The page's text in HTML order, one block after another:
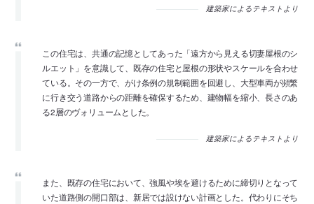
建築家によるテキストより
この住宅は、共通の記憶としてあった「遠方から見える切妻屋根のシ
ルエット」を意識して、既存の住宅と屋根の形状やスケールを合わせ
ている。その一方で、がけ条例の規制範囲を回避し、大型車両が頻繁
に行き交う道路からの距離を確保するため、建物幅を縮小、長さのあ
る2層のヴォリュームとした。
建築家によるテキストより
また、既存の住宅において、強風や埃を避けるために締切りとなって
いた道路側の開口部は、新居では設けない計画とした。代わりにそち